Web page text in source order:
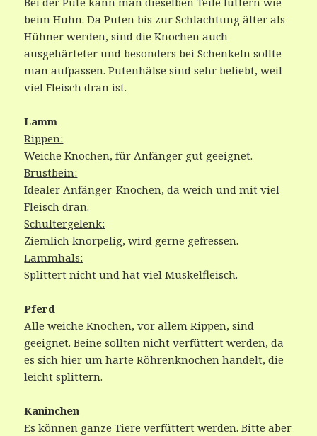
beim Huhn. Da Puten bis zur Schlachtung älter als
Hühner werden, sind die Knochen auch
ausgehärteter und besonders bei Schenkeln sollte
man aufpassen. Putenhälse sind sehr beliebt, weil
viel Fleisch dran ist.
Lamm
Rippen:
Weiche Knochen, für Anfänger gut geeignet.
Brustbein:
Idealer Anfänger-Knochen, da weich und mit viel
Fleisch dran.
Schultergelenk:
Ziemlich knorpelig, wird gerne gefressen.
Lammhals:
Splittert nicht und hat viel Muskelfleisch.
Pferd
Alle weiche Knochen, vor allem Rippen, sind
geeignet. Beine sollten nicht verfüttert werden, da
es sich hier um harte Röhrenknochen handelt, die
leicht splittern.
Kaninchen
Es können ganze Tiere verfüttert werden. Bitte aber